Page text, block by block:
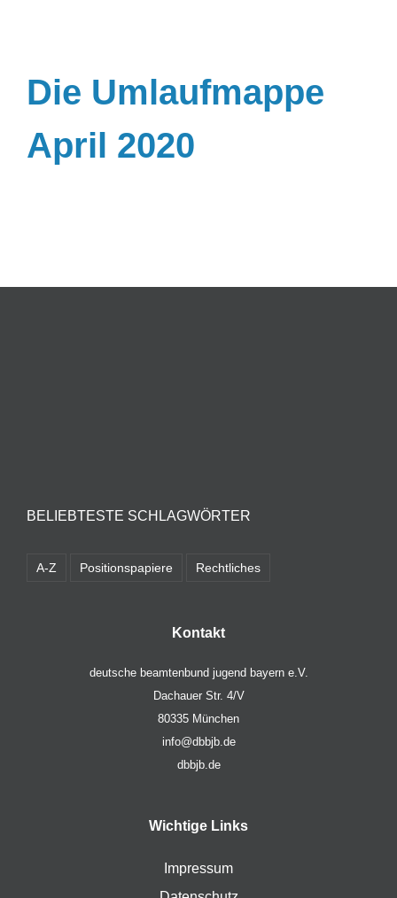
Die Umlaufmappe
April 2020
BELIEBTESTE SCHLAGWÖRTER
A-Z Positionspapiere Rechtliches
Kontakt
deutsche beamtenbund jugend bayern e.V.
Dachauer Str. 4/V
80335 München
info@dbbjb.de
dbbjb.de
Wichtige Links
Impressum